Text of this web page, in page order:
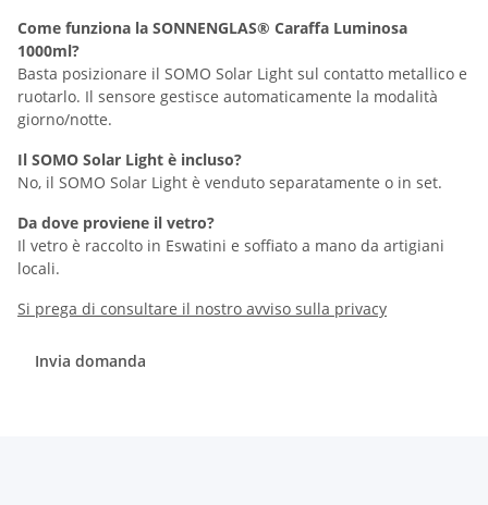
Come funziona la SONNENGLAS® Caraffa Luminosa
1000ml?
Basta posizionare il SOMO Solar Light sul contatto metallico e
ruotarlo. Il sensore gestisce automaticamente la modalità
giorno/notte.
Il SOMO Solar Light è incluso?
No, il SOMO Solar Light è venduto separatamente o in set.
Da dove proviene il vetro?
Il vetro è raccolto in Eswatini e soffiato a mano da artigiani
locali.
Si prega di consultare il nostro avviso sulla privacy
Invia domanda